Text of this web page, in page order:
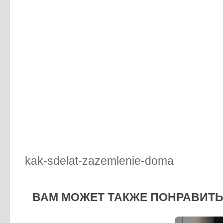
kak-sdelat-zazemlenie-doma
ВАМ МОЖЕТ ТАКЖЕ